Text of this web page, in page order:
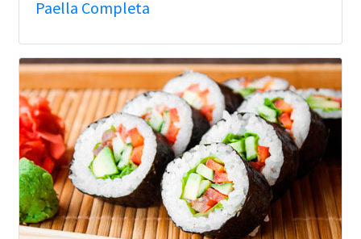
Paella Completa